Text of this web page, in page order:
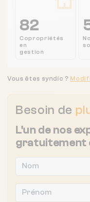
82
Copropriétés
en
gestion
Besoin de
L'un de nos
gratuitement
Vous êtes syndic ?